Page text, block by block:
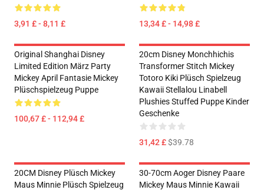
3,91 £ - 8,11 £ 13,34 £ - 14,98 £
Original Shanghai Disney
Limited Edition März Party
Mickey April Fantasie Mickey
Plüschspielzeug Puppe
100,67 £ - 112,94 £
20cm Disney Monchhichis
Transformer Stitch Mickey
Totoro Kiki Plüsch Spielzeug
Kawaii Stellalou Linabell
Plushies Stuffed Puppe Kinder
Geschenke
31,42 £$39.78
20CM Disney Plüsch Mickey
Maus Minnie Plüsch Spielzeug
30-70cm Aoger Disney Paare
Mickey Maus Minnie Kawaii